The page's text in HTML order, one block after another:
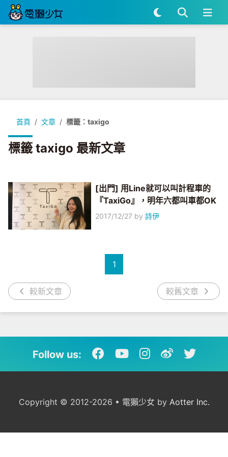
首頁 文章 標籤：taxigo
標籤 taxigo 最新文章
[出門] 用Line就可以叫計程車的
『TaxiGo』，明年六都叫車都OK
2017/12/27 by詩伊
較新文章
1
較舊文章
Follow us:
Copyright © 2012-2026 • 電獺少女 by Aotter Inc.